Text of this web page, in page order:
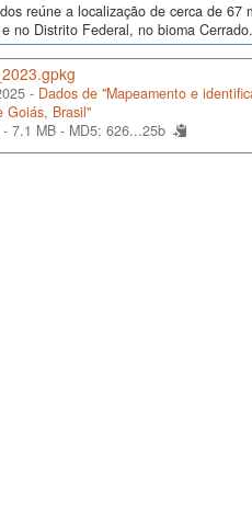
reúne a localização de cerca de
no Distrito Federal, no bioma
- Dados de "Mapeamento e
Goiás, Brasil"
7.1 MB - MD5: 626...25b